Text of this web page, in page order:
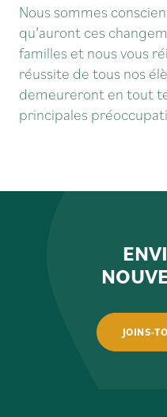
Nous sommes
qu’auront ces
familles et nous vous
réussite de tous nos
demeureront en tout
principales
JOINS-